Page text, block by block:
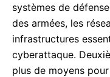
systèmes de
des armées, les
infrastructures
cyberattaque.
plus de moyens